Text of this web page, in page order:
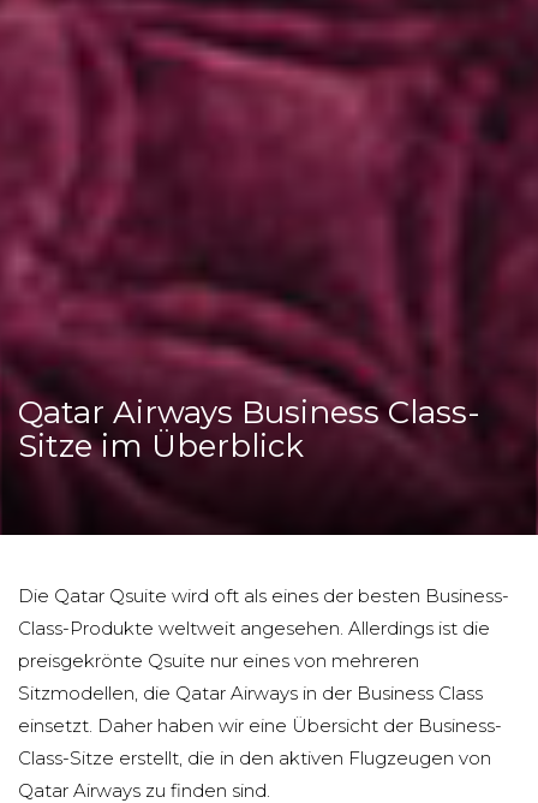
Qatar Airways Business Class-
Sitze im Überblick
Die Qatar Qsuite wird oft als eines der besten Business-
Class-Produkte weltweit angesehen. Allerdings ist die
preisgekrönte Qsuite nur eines von mehreren
Sitzmodellen, die Qatar Airways in der Business Class
einsetzt. Daher haben wir eine Übersicht der Business-
Class-Sitze erstellt, die in den aktiven Flugzeugen von
Qatar Airways zu finden sind.